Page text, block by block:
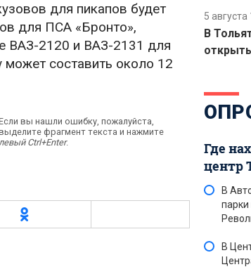
для пикапов будет
для ПСА «Бронто»,
ВАЗ-2120 и ВАЗ-2131 для
составить около 12
вы нашли ошибку, пожалуйста,
фрагмент текста и нажмите
Ctrl+Enter.
5 августа
В
Где
центр
В
парки
В